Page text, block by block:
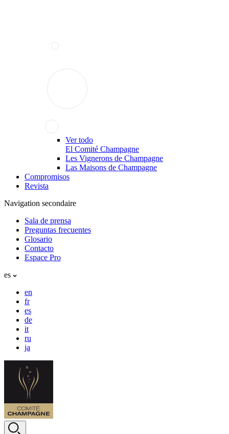
Ver todo
El Comité Champagne
Les Vignerons de Champagne
Las Maisons de Champagne
Compromisos
Revista
Navigation secondaire
Sala de prensa
Preguntas frecuentes
Glosario
Contacto
Espace Pro
es
en
fr
es
de
it
ru
ja